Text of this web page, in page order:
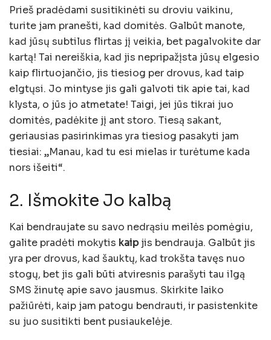
Prieš pradėdami susitikinėti su droviu vaikinu,
turite jam pranešti, kad domitės. Galbūt manote,
kad jūsų subtilus flirtas jį veikia, bet pagalvokite dar
kartą! Tai nereiškia, kad jis nepripažįsta jūsų elgesio
kaip flirtuojančio, jis tiesiog per drovus, kad taip
elgtųsi. Jo mintyse jis gali galvoti tik apie tai, kad
klysta, o jūs jo atmetate! Taigi, jei jūs tikrai juo
domitės, padėkite jį ant storo. Tiesą sakant,
geriausias pasirinkimas yra tiesiog pasakyti jam
tiesiai: „Manau, kad tu esi mielas ir turėtume kada
nors išeiti“.
2. Išmokite Jo kalbą
Kai bendraujate su savo nedrąsiu meilės pomėgiu,
galite pradėti mokytis kaipjis bendrauja. Galbūt jis
yra per drovus, kad šauktų, kad trokšta tavęs nuo
stogų, bet jis gali būti atviresnis parašyti tau ilgą
SMS žinutę apie savo jausmus. Skirkite laiko
pažiūrėti, kaip jam patogu bendrauti, ir pasistenkite
su juo susitikti bent pusiaukelėje.